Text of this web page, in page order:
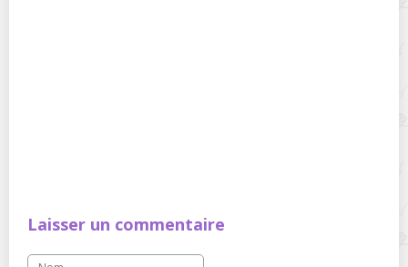
Laisser un commentaire